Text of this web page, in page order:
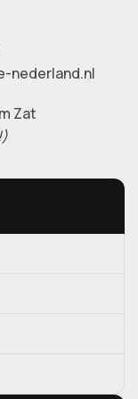
nederland.nl
Zat